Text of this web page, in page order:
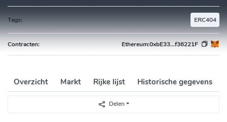
Tags: ERC404
Contracten: Ethereum:0xbE33...f36221F
Overzicht Markt Rijke lijst Historische gegevens
Delen